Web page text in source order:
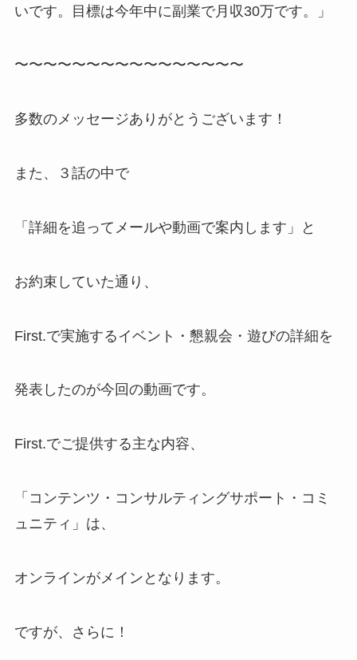
いです。目標は今年中に副業で月収30万です。」
〜〜〜〜〜〜〜〜〜〜〜〜〜〜〜〜
多数のメッセージありがとうございます！
また、３話の中で
「詳細を追ってメールや動画で案内します」と
お約束していた通り、
First.で実施するイベント・懇親会・遊びの詳細を
発表したのが今回の動画です。
First.でご提供する主な内容、
「コンテンツ・コンサルティングサポート・コミ
ュニティ」は、
オンラインがメインとなります。
ですが、さらに！